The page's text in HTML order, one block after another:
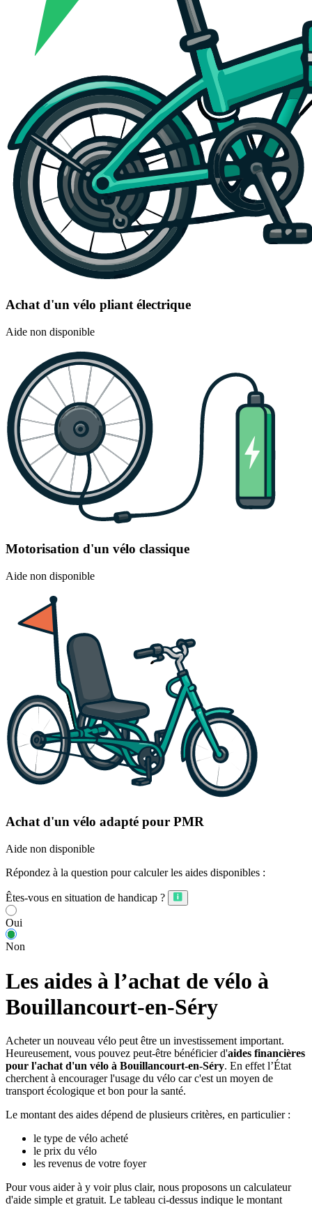
Achat d'un vélo pliant électrique
Aide non disponible
Motorisation d'un vélo classique
Aide non disponible
Achat d'un vélo adapté pour PMR
Aide non disponible
Répondez à la question pour calculer les aides disponibles :
Êtes-vous en situation de handicap ?
Oui
Non
Les aides à l’achat de vélo à
Bouillancourt-en-Séry
Acheter un nouveau vélo peut être un investissement important.
Heureusement, vous pouvez peut-être bénéficier d'aides financières
pour l'achat d'un vélo à Bouillancourt-en-Séry. En effet l’État
cherchent à encourager l'usage du vélo car c'est un moyen de
transport écologique et bon pour la santé.
Le montant des aides dépend de plusieurs critères, en particulier :
le type de vélo acheté
le prix du vélo
les revenus de votre foyer
Pour vous aider à y voir plus clair, nous proposons un calculateur
d'aide simple et gratuit. Le tableau ci-dessus indique le montant